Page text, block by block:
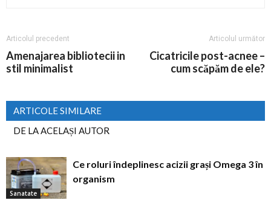
Articolul precedent
Amenajarea bibliotecii in
stil minimalist
Articolul următor
Cicatricile post-acnee –
cum scăpăm de ele?
ARTICOLE SIMILARE
DE LA ACELAȘI AUTOR
Sanatate
Ce roluri îndeplinesc acizii grași Omega 3 în
organism